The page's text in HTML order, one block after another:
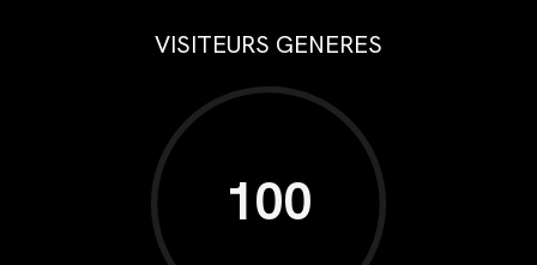
VISITEURS GENERES
100